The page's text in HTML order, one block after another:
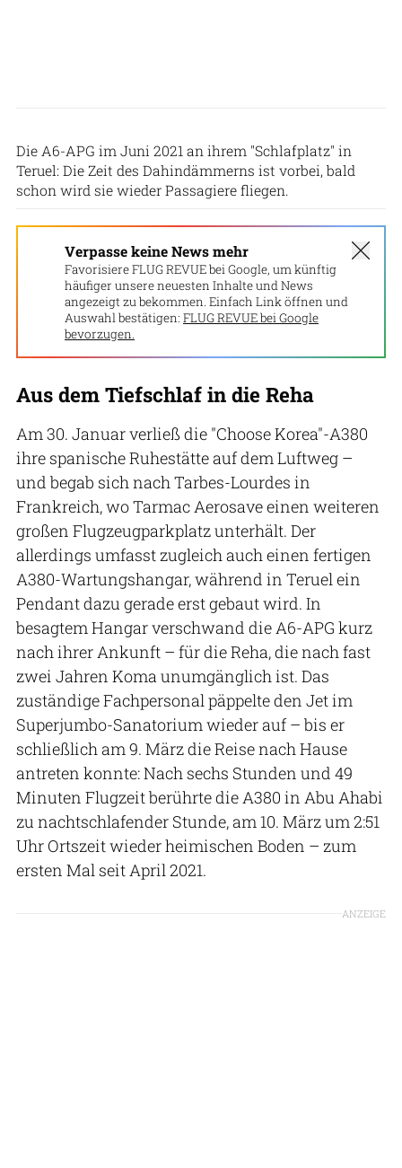
Die A6-APG im Juni 2021 an ihrem "Schlafplatz" in
Teruel: Die Zeit des Dahindämmerns ist vorbei, bald
schon wird sie wieder Passagiere fliegen.
Verpasse keine News mehr
Favorisiere FLUG REVUE bei Google, um künftig
häufiger unsere neuesten Inhalte und News
angezeigt zu bekommen. Einfach Link öffnen und
Auswahl bestätigen: FLUG REVUE bei Google
bevorzugen.
Aus dem Tiefschlaf in die Reha
Am 30. Januar verließ die "Choose Korea"-A380
ihre spanische Ruhestätte auf dem Luftweg –
und begab sich nach Tarbes-Lourdes in
Frankreich, wo Tarmac Aerosave einen weiteren
großen Flugzeugparkplatz unterhält. Der
allerdings umfasst zugleich auch einen fertigen
A380-Wartungshangar, während in Teruel ein
Pendant dazu gerade erst gebaut wird. In
besagtem Hangar verschwand die A6-APG kurz
nach ihrer Ankunft – für die Reha, die nach fast
zwei Jahren Koma unumgänglich ist. Das
zuständige Fachpersonal päppelte den Jet im
Superjumbo-Sanatorium wieder auf – bis er
schließlich am 9. März die Reise nach Hause
antreten konnte: Nach sechs Stunden und 49
Minuten Flugzeit berührte die A380 in Abu Ahabi
zu nachtschlafender Stunde, am 10. März um 2:51
Uhr Ortszeit wieder heimischen Boden – zum
ersten Mal seit April 2021.
ANZEIGE